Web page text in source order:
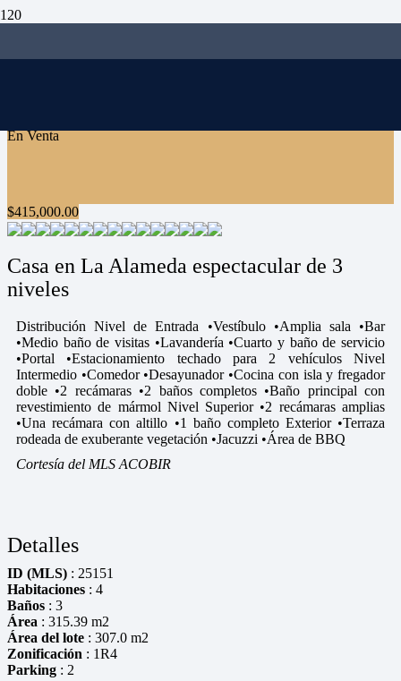
En Venta
$415,000.00
Casa en La Alameda espectacular de 3
niveles
Distribución Nivel de Entrada •Vestíbulo •Amplia sala •Bar
•Medio baño de visitas •Lavandería •Cuarto y baño de servicio
•Portal •Estacionamiento techado para 2 vehículos Nivel
Intermedio •Comedor •Desayunador •Cocina con isla y fregador
doble •2 recámaras •2 baños completos •Baño principal con
revestimiento de mármol Nivel Superior •2 recámaras amplias
•Una recámara con altillo •1 baño completo Exterior •Terraza
rodeada de exuberante vegetación •Jacuzzi •Área de BBQ
Cortesía del MLS ACOBIR
Detalles
ID (MLS) : 25151
Habitaciones : 4
Baños : 3
Área : 315.39 m2
Área del lote : 307.0 m2
Zonificación : 1R4
Parking : 2